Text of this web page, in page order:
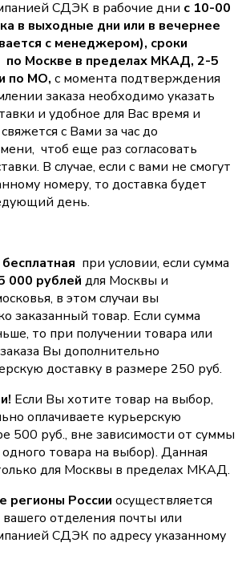
СДЭК в рабочие дни с 10-00
в выходные дни или в вечернее
с менеджером), сроки
по Москве в пределах МКАД, 2-5
по МО, с момента подтверждения
заказа необходимо указать
и удобное для Вас время и
с Вами за час до
чтоб еще раз согласовать
В случае, если с вами не смогут
номеру, то доставка будет
день.
при условии, если сумма
000 рублей для Москвы и
в этом случаи вы
заказанный товар. Если сумма
то при получении товара или
Вы дополнительно
доставку в размере 250 руб.
Если Вы хотите товар на выбор,
оплачиваете курьерскую
500 руб., вне зависимости от суммы
товара на выбор). Данная
для Москвы в пределах МКАД.
регионы России осуществляется
отделения почты или
СДЭК по адресу указанному